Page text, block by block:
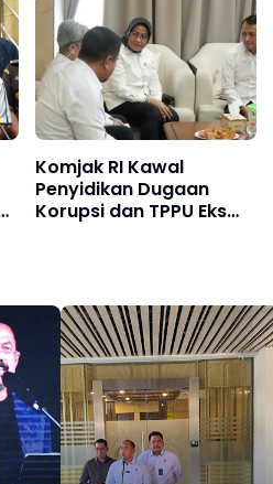
Komjak RI Kawal
Penyidikan Dugaan
Korupsi dan TPPU Eks
Jaksa